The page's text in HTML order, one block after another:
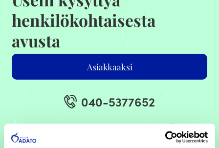
henkilökohtaisesta
avusta
Asiakkaaksi
040-5377652